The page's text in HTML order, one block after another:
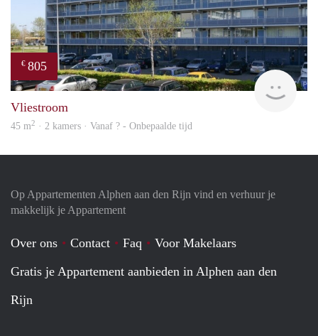
€ 805
Vliestroom
45 m2 · 2 kamers · Vanaf ? - Onbepaalde tijd
Op Appartementen Alphen aan den Rijn vind en verhuur je
makkelijk je Appartement
Over ons Contact Faq
Voor Makelaars
Gratis je Appartement aanbieden in Alphen aan den
Rijn